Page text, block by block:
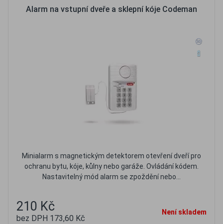
Alarm na vstupní dveře a sklepní kóje Codeman
Minialarm s magnetickým detektorem otevření dveří pro
ochranu bytu, kóje, kůlny nebo garáže. Ovládání kódem.
Nastavitelný mód alarm se zpoždění nebo...
210 Kč
bez DPH 173,60 Kč
Není skladem